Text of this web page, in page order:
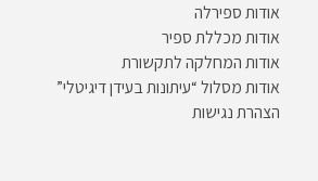
אודות ספירלה
אודות מכללת ספיר
אודות המחלקה לתקשורת
אודות מסלול “עיתונות בעידן דיגיטלי”
הצהרת נגישות